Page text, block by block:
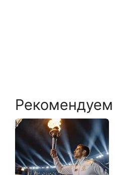
Рекомендуем